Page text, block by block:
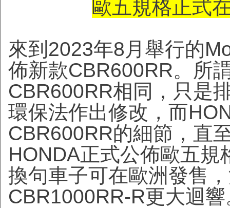
歐五規格正式
來到2023年8月舉行的
佈新款CBR600RR。所
CBR600RR相同，只是
環保法作出修改，而
CBR600RR的細節，直
HONDA正式公佈歐五
換句車子可在歐洲發售
CBR1000RR-R更大迴響